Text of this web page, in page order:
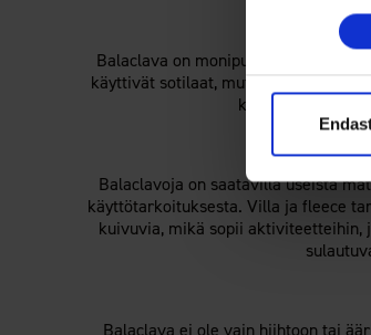
Balaclava on monipuolinen vaate,
käyttivät sotilaat, mutta nykyään ne
kuten nenälle,
Balaclavoja on saatavilla useista
käyttötarkoituksesta. Villa ja fleece
kuivuvia, mikä sopii aktiviteetteihin,
Balaclava ei ole vain hiihtoon tai